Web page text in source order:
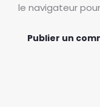
le navigateur